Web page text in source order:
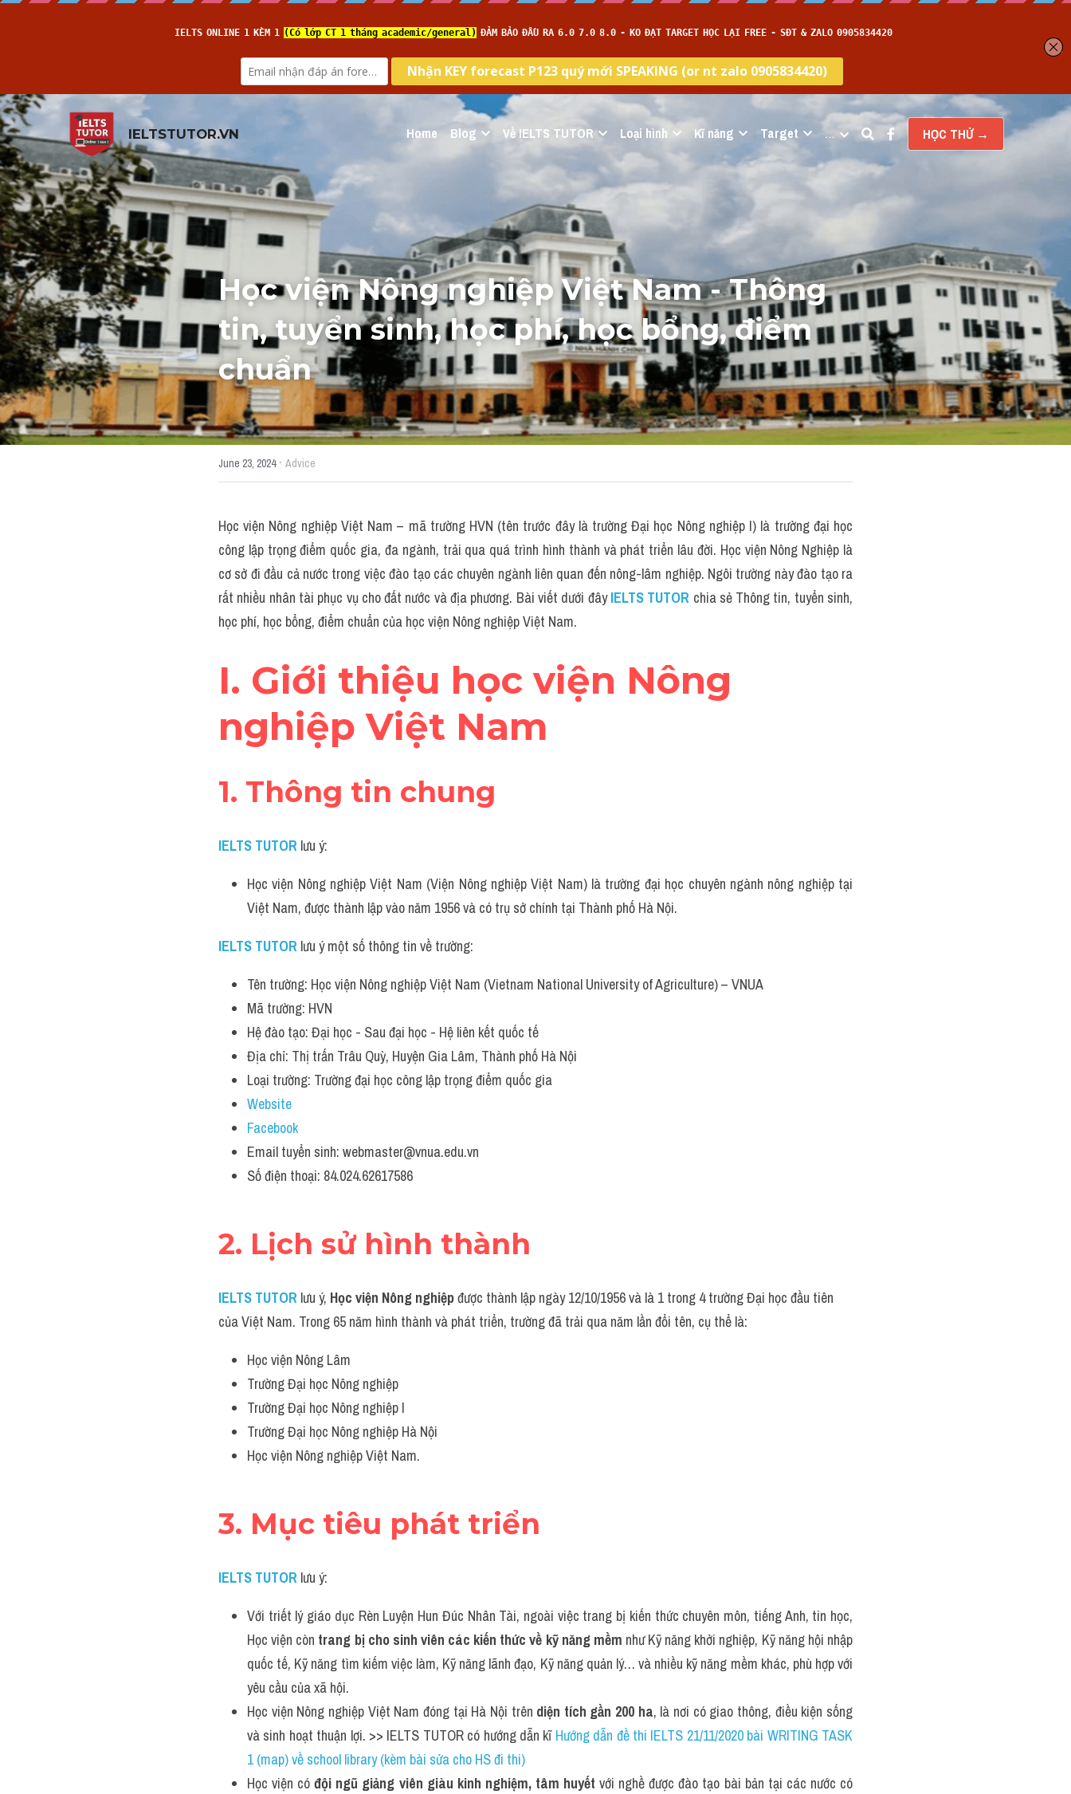
IELTSTUTOR.VN Home Blog Về IELTS TUTOR Loại hình Kĩ năng Target … HỌC THỬ →
Học viện Nông nghiệp Việt Nam - Thông
tin, tuyển sinh, học phí, học bổng, điểm
chuẩn
June 23, 2024· Advice
Học viện Nông nghiệp Việt Nam – mã trường HVN (tên trước đây là trường Đại học Nông nghiệp I) là trường đại học
công lập trọng điểm quốc gia, đa ngành, trải qua quá trình hình thành và phát triển lâu đời. Học viện Nông Nghiệp là
cơ sở đi đầu cả nước trong việc đào tạo các chuyên ngành liên quan đến nông-lâm nghiệp. Ngôi trường này đào tạo ra
rất nhiều nhân tài phục vụ cho đất nước và địa phương. Bài viết dưới đây IELTS TUTOR chia sẻ Thông tin, tuyển sinh,
học phí, học bổng, điểm chuẩn của học viện Nông nghiệp Việt Nam.
I. Giới thiệu học viện Nông
nghiệp Việt Nam
1. Thông tin chung
IELTS TUTOR lưu ý:
Học viện Nông nghiệp Việt Nam (Viện Nông nghiệp Việt Nam) là trường đại học chuyên ngành nông nghiệp tại
Việt Nam, được thành lập vào năm 1956 và có trụ sở chính tại Thành phố Hà Nội.
IELTS TUTOR lưu ý một số thông tin về trường:
Tên trường: Học viện Nông nghiệp Việt Nam (Vietnam National University of Agriculture) – VNUA
Mã trường: HVN
Hệ đào tạo: Đại học - Sau đại học - Hệ liên kết quốc tế
Địa chỉ: Thị trấn Trâu Quỳ, Huyện Gia Lâm, Thành phố Hà Nội
Loại trường: Trường đại học công lập trọng điểm quốc gia
Website
Facebook
Email tuyển sinh: webmaster@vnua.edu.vn
Số điện thoại: 84.024.62617586
2. Lịch sử hình thành
IELTS TUTOR lưu ý, Học viện Nông nghiệp được thành lập ngày 12/10/1956 và là 1 trong 4 trường Đại học đầu tiên
của Việt Nam. Trong 65 năm hình thành và phát triển, trường đã trải qua năm lần đổi tên, cụ thể là:
Học viện Nông Lâm
Trường Đại học Nông nghiệp
Trường Đại học Nông nghiệp I
Trường Đại học Nông nghiệp Hà Nội
Học viện Nông nghiệp Việt Nam.
3. Mục tiêu phát triển
IELTS TUTOR lưu ý:
Với triết lý giáo dục Rèn Luyện Hun Đúc Nhân Tài, ngoài việc trang bị kiến thức chuyên môn, tiếng Anh, tin học,
Học viện còn trang bị cho sinh viên các kiến thức về kỹ năng mềm như Kỹ năng khởi nghiệp, Kỹ năng hội nhập
quốc tế, Kỹ năng tìm kiếm việc làm, Kỹ năng lãnh đạo, Kỹ năng quản lý… và nhiều kỹ năng mềm khác, phù hợp với
yêu cầu của xã hội.
Học viện Nông nghiệp Việt Nam đóng tại Hà Nội trên diện tích gần 200 ha, là nơi có giao thông, điều kiện sống
và sinh hoạt thuận lợi. >> IELTS TUTOR có hướng dẫn kĩ Hướng dẫn đề thi IELTS 21/11/2020 bài WRITING TASK
1 (map) về school library (kèm bài sửa cho HS đi thi)
Học viện có đội ngũ giảng viên giàu kinh nghiệm, tâm huyết với nghề được đào tạo bài bản tại các nước có